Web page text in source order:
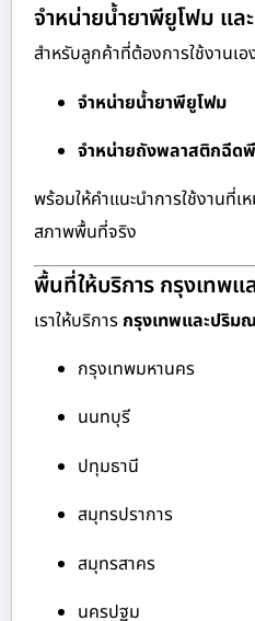
จำหน่ายน้ำยาพียูโฟม แ
สำหรับลูกค้าที่ต้องการใช้งานเอ
จำหน่ายน้ำยาพียูโฟม
จำหน่ายถังพลาสติกฉีด
พร้อมให้คำแนะนำการใช้งานที่เ
สภาพพื้นที่จริง
พื้นที่ให้บริการ กรุงเทพ
เราให้บริการ กรุงเทพและปริม
กรุงเทพมหานคร
นนทบุรี
ปทุมธานี
สมุทรปราการ
สมุทรสาคร
นครปฐม